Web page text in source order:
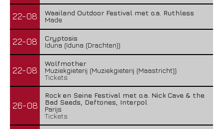
22-08
Waailand Outdoor Festival met o.a. Ruthless
Made
22-08
Cryptosis
Iduna (Iduna (Drachten))
22-08
Wolfmother
Muziekgieterij (Muziekgieterij (Maastricht))
Tickets
26-08
Rock en Seine Festival met o.a. Nick Cave & the
Bad Seeds, Deftones, Interpol
Parijs
Tickets